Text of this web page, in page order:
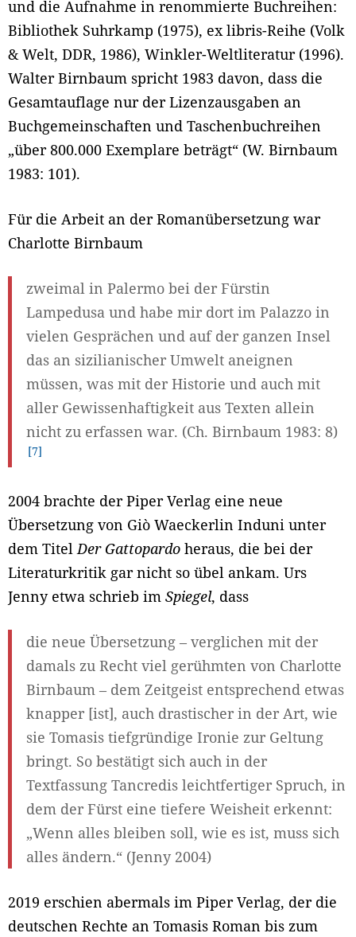
und die Aufnahme in renommierte Buchreihen:
Bibliothek Suhrkamp (1975), ex libris-Reihe (Volk
& Welt, DDR, 1986), Winkler-Weltliteratur (1996).
Walter Birnbaum spricht 1983 davon, dass die
Gesamtauflage nur der Lizenzausgaben an
Buchgemeinschaften und Taschenbuchreihen
„über 800.000 Exemplare beträgt“ (W. Birnbaum
1983: 101).
Für die Arbeit an der Romanübersetzung war
Charlotte Birnbaum
zweimal in Palermo bei der Fürstin
Lampedusa und habe mir dort im Palazzo in
vielen Gesprächen und auf der ganzen Insel
das an sizilianischer Umwelt aneignen
müssen, was mit der Historie und auch mit
aller Gewissenhaftigkeit aus Texten allein
nicht zu erfassen war. (Ch. Birnbaum 1983: 8)
7
2004 brachte der Piper Verlag eine neue
Übersetzung von Giò Waeckerlin Induni unter
dem Titel Der Gattopardo heraus, die bei der
Literaturkritik gar nicht so übel ankam. Urs
Jenny etwa schrieb im Spiegel, dass
die neue Übersetzung – verglichen mit der
damals zu Recht viel gerühmten von Charlotte
Birnbaum – dem Zeitgeist entsprechend etwas
knapper [ist], auch drastischer in der Art, wie
sie Tomasis tiefgründige Ironie zur Geltung
bringt. So bestätigt sich auch in der
Textfassung Tancredis leichtfertiger Spruch, in
dem der Fürst eine tiefere Weisheit erkennt:
„Wenn alles bleiben soll, wie es ist, muss sich
alles ändern.“ (Jenny 2004)
2019 erschien abermals im Piper Verlag, der die
deutschen Rechte an Tomasis Roman bis zum